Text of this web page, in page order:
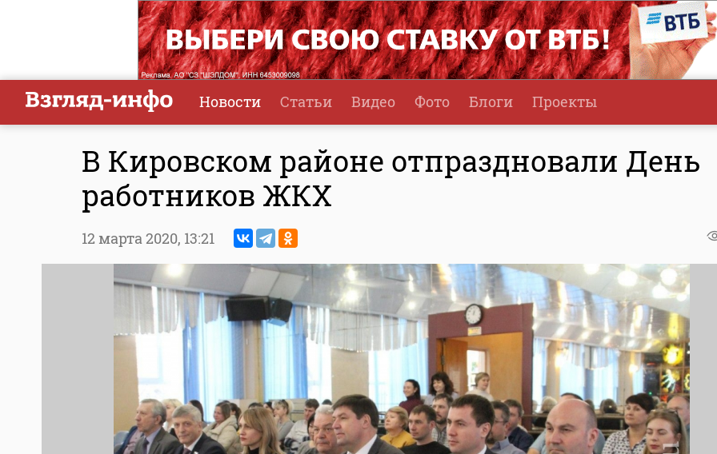
Новости Статьи Видео Фото Блоги Проекты
В Кировском районе отпраздновали День
работников ЖКХ
12 марта 2020, 13:21